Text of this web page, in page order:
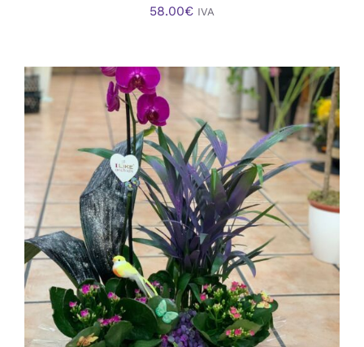
58.00€ IVA
AÑADIR AL CARRITO
/
DETALLES